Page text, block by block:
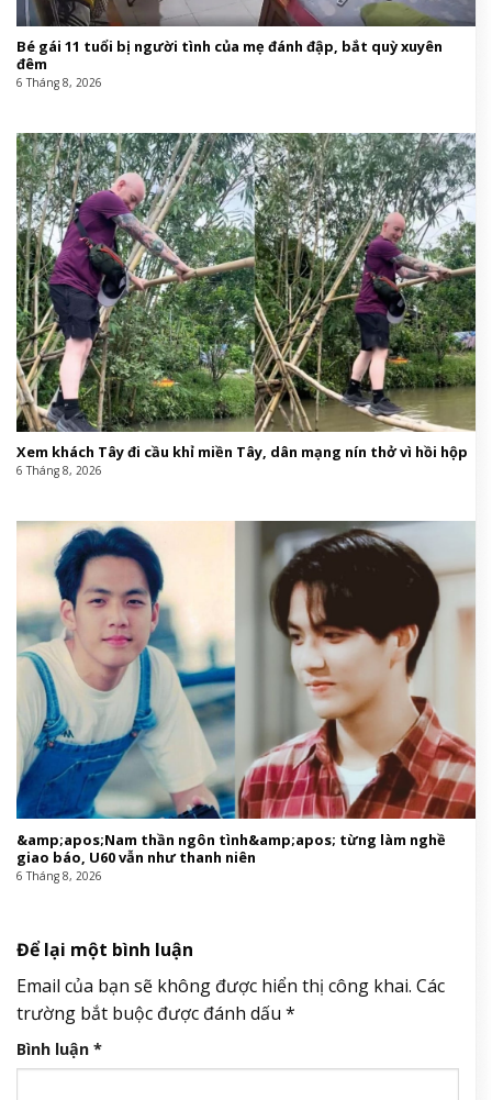
Bé gái 11 tuổi bị người tình của mẹ đánh đập, bắt quỳ xuyên
đêm
6 Tháng 8, 2026
Xem khách Tây đi cầu khỉ miền Tây, dân mạng nín thở vì hồi hộp
6 Tháng 8, 2026
&amp;apos;Nam thần ngôn tình&amp;apos; từng làm nghề
giao báo, U60 vẫn như thanh niên
6 Tháng 8, 2026
Để lại một bình luận
Email của bạn sẽ không được hiển thị công khai. Các
trường bắt buộc được đánh dấu *
Bình luận *